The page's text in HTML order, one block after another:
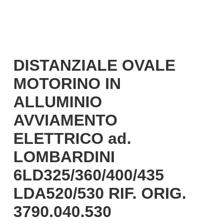
DISTANZIALE OVALE
MOTORINO IN
ALLUMINIO
AVVIAMENTO
ELETTRICO ad.
LOMBARDINI
6LD325/360/400/435
LDA520/530 RIF. ORIG.
3790.040.530